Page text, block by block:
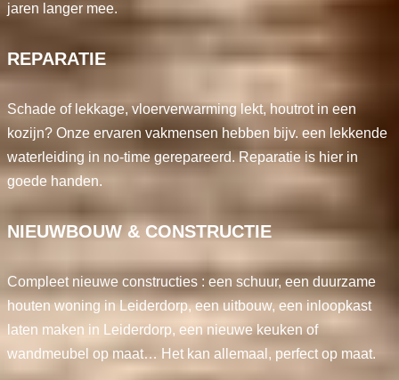
jaren langer mee.
REPARATIE
Schade of lekkage, vloerverwarming lekt, houtrot in een
kozijn? Onze ervaren vakmensen hebben bijv. een lekkende
waterleiding in no-time gerepareerd. Reparatie is hier in
goede handen.
NIEUWBOUW & CONSTRUCTIE
Compleet nieuwe constructies : een schuur, een duurzame
houten woning in Leiderdorp, een uitbouw, een inloopkast
laten maken in Leiderdorp, een nieuwe keuken of
wandmeubel op maat… Het kan allemaal, perfect op maat.